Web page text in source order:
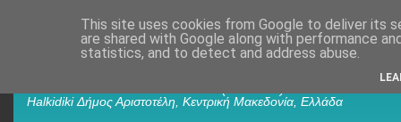
Παλαιοχώρι Χαλκιδικής
Halkidiki Δήμος Αριστοτέλη, Κεντρική Μακεδονία, Ελλάδα
This site uses cookies from Google to deliver its
are shared with Google along with performance
statistics, and to detect and address abuse.